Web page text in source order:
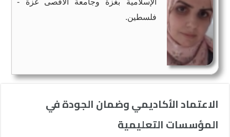
الإسلامية بغزة وجامعة الأقصى غزة -
فلسطين.
الاعتماد الأكاديمي وضمان الجودة في
المؤسسات التعليمية